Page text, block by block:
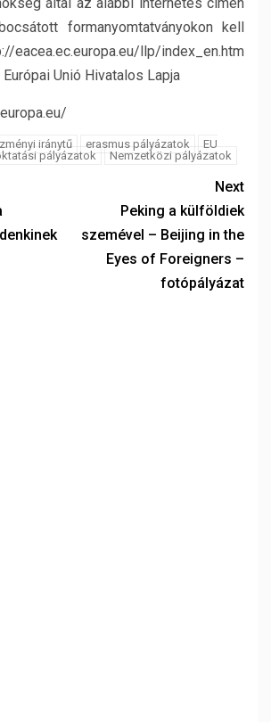
formanyomtatványokon kell
eacea.ec.europa.eu/llp/index_en.htm
Unió Hivatalos Lapja
iránytű erasmus pályázatok
EU
pályázatok Nemzetközi pályázatok
Next
Peking a külföldiek
szemével – Beijing in the
Eyes of Foreigners –
fotópályázat